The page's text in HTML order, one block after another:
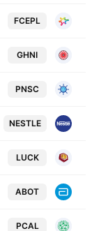
FCEPL
GHNI
PNSC
NESTLE
LUCK
ABOT
PCAL